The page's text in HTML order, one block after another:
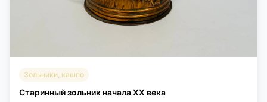
Зольники, кашпо
Старинный зольник начала ХХ века